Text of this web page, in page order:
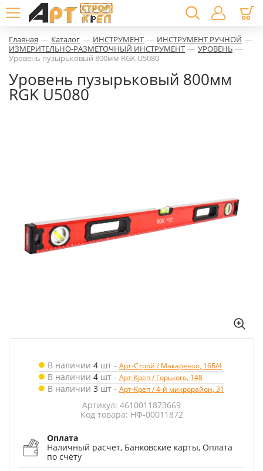
Главная — Каталог — ИНСТРУМЕНТ — ИНСТРУМЕНТ РУЧНОЙ —
ИЗМЕРИТЕЛЬНО-РАЗМЕТОЧНЫЙ ИНСТРУМЕНТ — УРОВЕНЬ —
Уровень пузырьковый 800мм RGK U5080
Уровень пузырьковый 800мм
RGK U5080
В наличии 4 шт - Арт-Строй / Макаренко, 16Б/4
В наличии 4 шт - Арт-Креп / Горького, 148
В наличии 3 шт - Арт-Креп / 4-й микрорайон, 31
Артикул: 4610011873669
Код товара: НФ-00011872
Оплата
Наличный расчет, Банковские карты, Оплата
по счёту